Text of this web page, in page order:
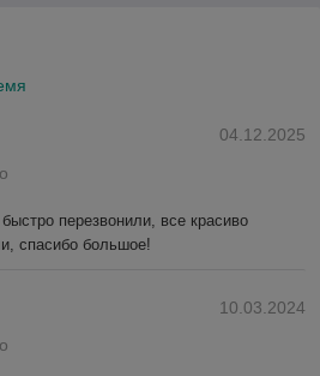
04.12.2025
перезвонили, все красиво
спасибо большое!
10.03.2024